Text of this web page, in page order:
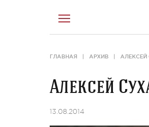
ГЛАВНАЯ АРХИВ
Алексей
13.08.2014